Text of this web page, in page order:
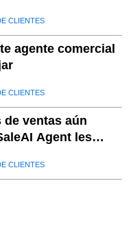
CLIENTES
agente comercial
CLIENTES
de ventas aún
Agent les
CLIENTES